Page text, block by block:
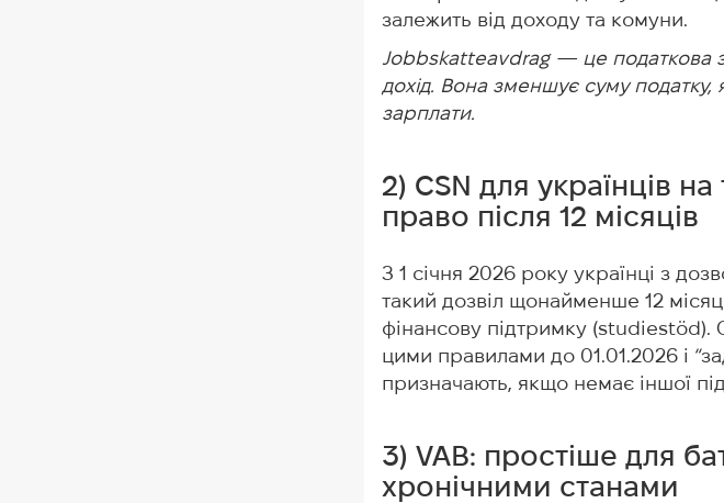
залежить від доходу та комуни.
Jobbskatteavdrag — це податкова
дохід. Вона зменшує суму податку,
зарплати.
2) CSN для українців
право після 12 місяців
З 1 січня 2026 року українці з
такий дозвіл щонайменше 12
фінансову підтримку
цими правилами до 01.01.2026 і
призначають, якщо немає іншої
3) VAB: простіше для
хронічними станами